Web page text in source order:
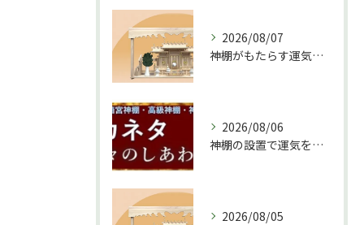
2026/08/07
神棚がもたらす運気と家庭の調和の秘訣
2026/08/06
神棚の設置で運気を上げる秘訣と環境づくり
2026/08/05